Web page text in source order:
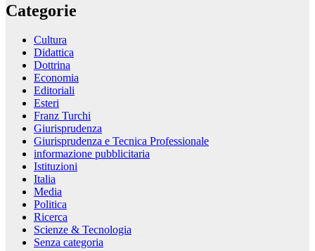
Categorie
Cultura
Didattica
Dottrina
Economia
Editoriali
Esteri
Franz Turchi
Giurisprudenza
Giurisprudenza e Tecnica Professionale
informazione pubblicitaria
Istituzioni
Italia
Media
Politica
Ricerca
Scienze & Tecnologia
Senza categoria